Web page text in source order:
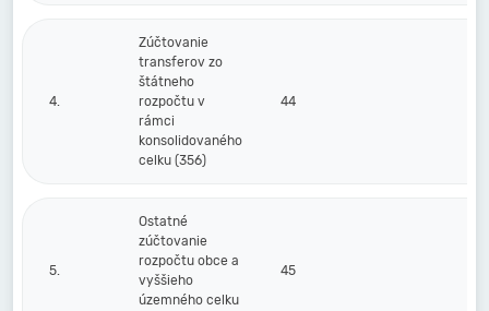
4.
Zúčtovanie
transferov zo
štátneho
rozpočtu v
rámci
konsolidovaného
celku (356)
44
5.
Ostatné
zúčtovanie
rozpočtu obce a
vyššieho
územného celku
45